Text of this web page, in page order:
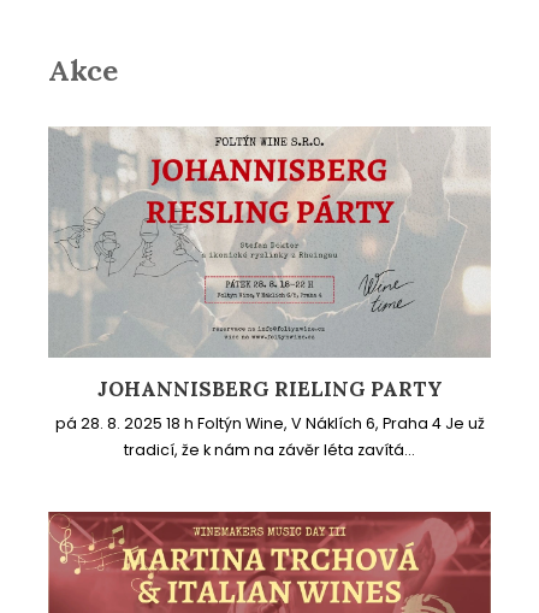
Akce
JOHANNISBERG RIELING PARTY
pá 28. 8. 2025 18 h Foltýn Wine, V Náklích 6, Praha 4 Je už
tradicí, že k nám na závěr léta zavítá...